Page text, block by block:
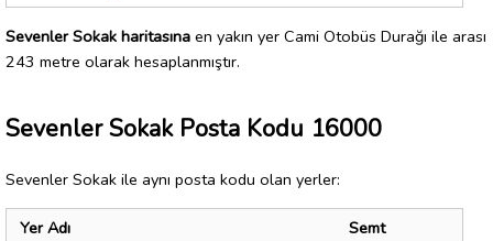
Sevenler Sokak haritasına en yakın yer Cami Otobüs Durağı ile arası
243 metre olarak hesaplanmıştır.
Sevenler Sokak Posta Kodu 16000
Sevenler Sokak ile aynı posta kodu olan yerler:
Yer Adı Semt